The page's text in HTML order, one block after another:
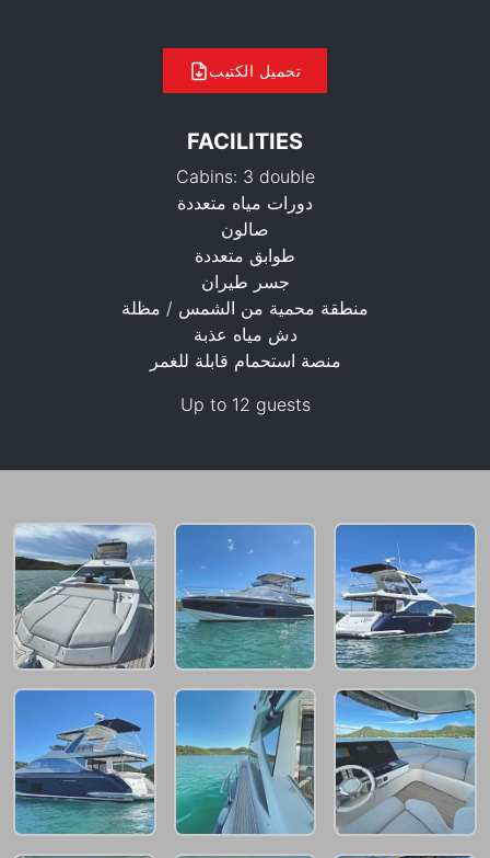
211,900 THB
تحميل الكتيب
FACILITIES
Cabins: 3 double
دورات مياه متعددة
صالون
طوابق متعددة
جسر طيران
منطقة محمية من الشمس / مظلة
دش مياه عذبة
منصة استحمام قابلة للغمر
Up to 12 guests